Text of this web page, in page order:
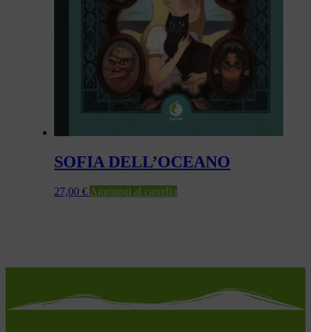
SOFIA DELL’OCEANO
27,00 € Aggiungi al carrello